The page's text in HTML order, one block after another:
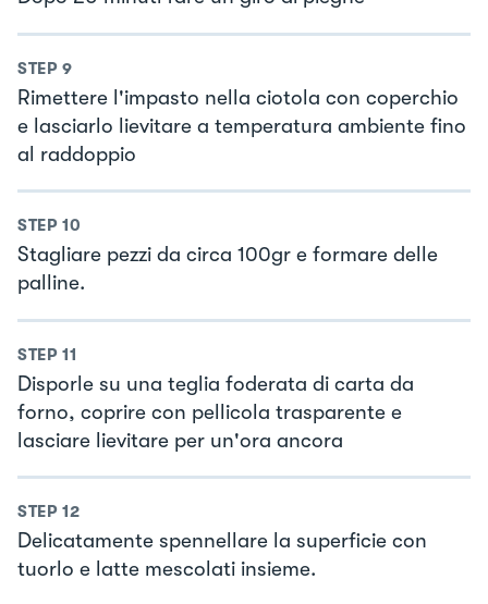
STEP 9
Rimettere l'impasto nella ciotola con coperchio
e lasciarlo lievitare a temperatura ambiente fino
al raddoppio
STEP 10
Stagliare pezzi da circa 100gr e formare delle
palline.
STEP 11
Disporle su una teglia foderata di carta da
forno, coprire con pellicola trasparente e
lasciare lievitare per un'ora ancora
STEP 12
Delicatamente spennellare la superficie con
tuorlo e latte mescolati insieme.